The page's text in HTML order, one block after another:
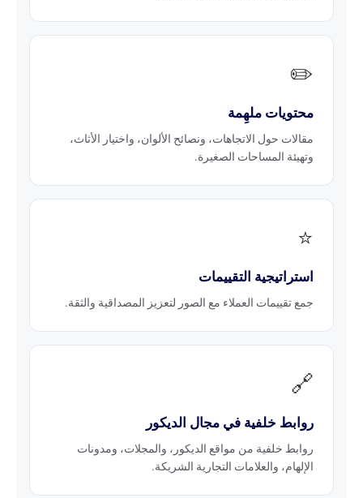
✏️
محتويات ملهِمة
مقالات حول الاتجاهات، ونصائح الألوان، واختيار الأثاث،
وتهيئة المساحات الصغيرة.
استراتيجية التقييمات
جمع تقييمات العملاء مع الصور لتعزيز المصداقية والثقة.
🔗
روابط خلفية في مجال الديكور
روابط خلفية من مواقع الديكور، والمجلات، ومدونات
الإلهام، والعلامات التجارية الشريكة.